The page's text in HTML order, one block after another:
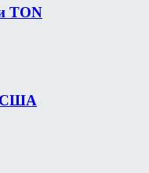
TON
США